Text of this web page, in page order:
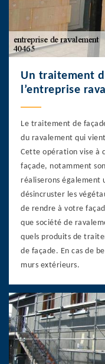
Un traitement
l’entreprise
Le traitement de
du ravalement qui
Cette opération vise à
façade, notamment
réaliserons également
désincruster les
de rendre à votre
que société de
quels produits de
de façade. En cas de
murs extérieurs.